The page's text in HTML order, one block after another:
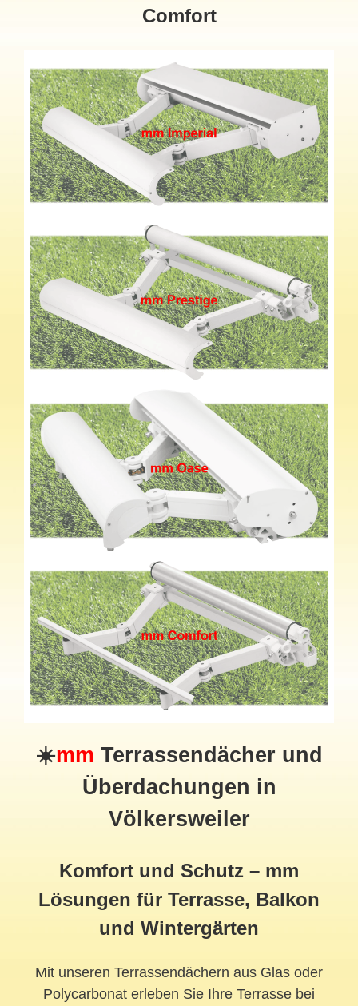
Comfort
☀️mm Terrassendächer und
Überdachungen in
Völkersweiler
Komfort und Schutz – mm
Lösungen für Terrasse, Balkon
und Wintergärten
Mit unseren Terrassendächern aus Glas oder
Polycarbonat erleben Sie Ihre Terrasse bei